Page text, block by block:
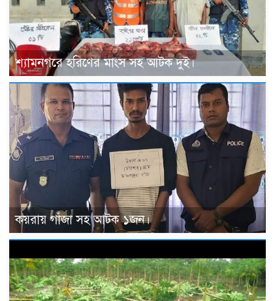
শ্যামনগরে হরিণের মাংস সহ আটক দুই।
কয়রায় গাঁজা সহ আটক ১জন।